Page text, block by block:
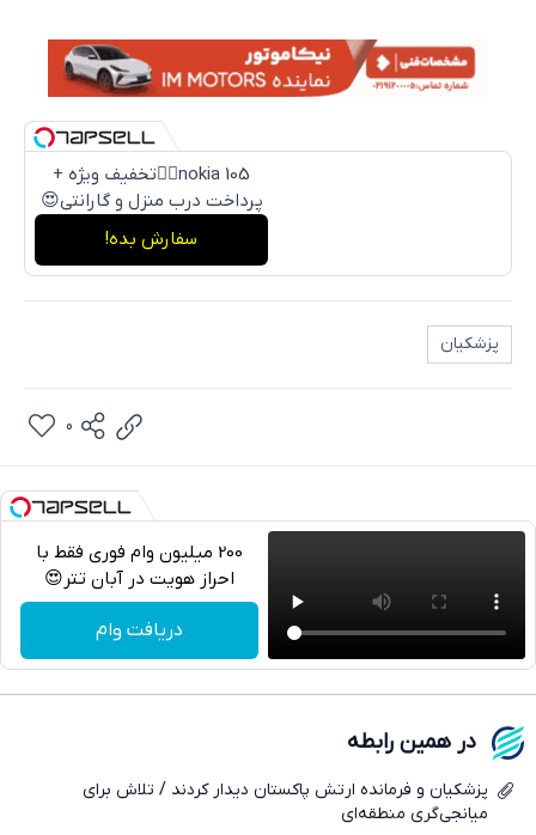
nokia 105👈🏻تخفیف ویژه +
پرداخت درب منزل و گارانتی😍
سفارش بده!
پزشکیان
واتساپ
0
200 میلیون وام فوری فقط با
احراز هویت در آبان تتر😍
دریافت وام
در همین رابطه
پزشکیان و فرمانده ارتش پاکستان دیدار کردند / تلاش برای
میانجی‌گری منطقه‌ای